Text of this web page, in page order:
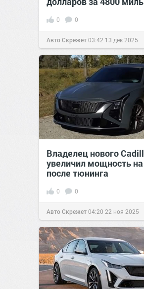
0 0
Авто Скрежет03:42 13 дек 2025
Владелец нового
увеличил мощность на
после тюнинга
0 0
Авто Скрежет04:20 22 ноя 2025